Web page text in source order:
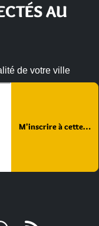
AU
de votre ville